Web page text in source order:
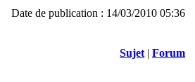
Date de publication : 14/03/2010 05:36
Sujet | Forum